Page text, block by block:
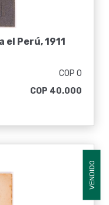
Perú, 1911
COP 0
COP 40.000
VENDIDO